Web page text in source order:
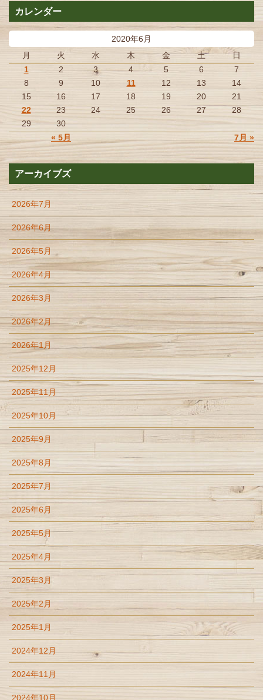
カレンダー
2020年6月
月
火 水 木 金 土 日
« 5月 7月 »
1 2 3 4 5 6
7
8
9 10 11 12 13
14
15
16 17 18 19 20
21
22
23 24 25 26 27
28
29
30
アーカイブズ
2026年7月
2026年6月
2026年5月
2026年4月
2026年3月
2026年2月
2026年1月
2025年12月
2025年11月
2025年10月
2025年9月
2025年8月
2025年7月
2025年6月
2025年5月
2025年4月
2025年3月
2025年2月
2025年1月
2024年12月
2024年11月
2024年10月